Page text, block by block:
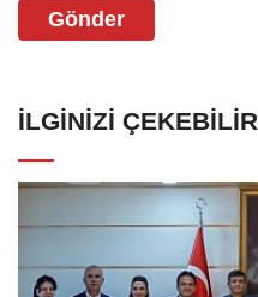
Gönder
İLGINIZI ÇEKEBILIR